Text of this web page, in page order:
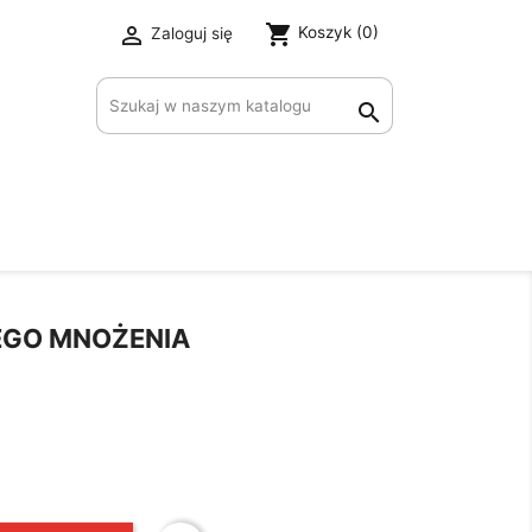
 Zaloguj się shopping_cart Koszyk (0)

MNOŻENIA